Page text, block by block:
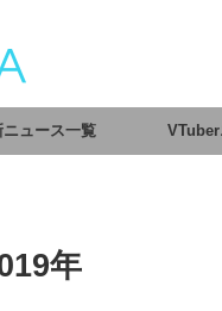
ニュース一覧 VTuber
年